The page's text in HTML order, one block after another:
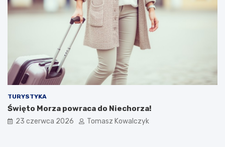
TURYSTYKA
Święto Morza powraca do Niechorza!
23 czerwca 2026 Tomasz Kowalczyk